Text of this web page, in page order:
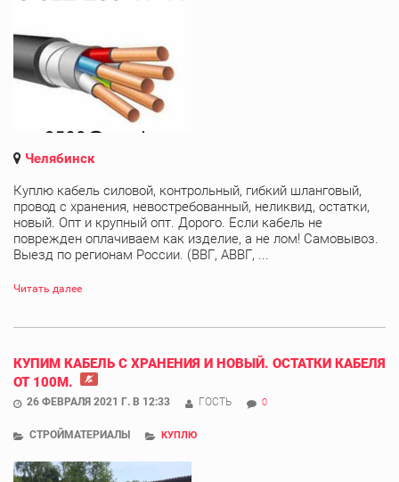
Челябинск
Куплю кабель силовой, контрольный, гибкий шланговый,
провод с хранения, невостребованный, неликвид, остатки,
новый. Опт и крупный опт. Дорого. Если кабель не
поврежден оплачиваем как изделие, а не лом! Самовывоз.
Выезд по регионам России. (ВВГ, АВВГ, ...
Читать далее
КУПИМ КАБЕЛЬ С ХРАНЕНИЯ И НОВЫЙ. ОСТАТКИ КАБЕЛЯ
ОТ 100М.
26 ФЕВРАЛЯ 2021 Г. В 12:33 ГОСТЬ 0
СТРОЙМАТЕРИАЛЫ КУПЛЮ